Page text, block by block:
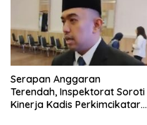
Serapan Anggaran
Terendah, Inspektorat Soroti
Kinerja Kadis Perkimcikataru